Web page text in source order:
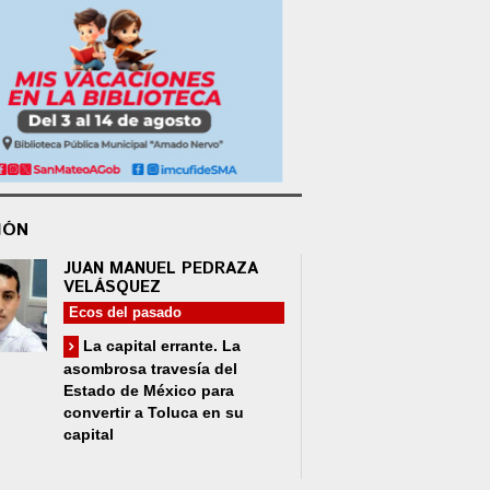
JUAN MANUEL PEDRAZA
VELÁSQUEZ
Ecos del pasado
La capital errante. La
asombrosa travesía del
Estado de México para
convertir a Toluca en su
capital